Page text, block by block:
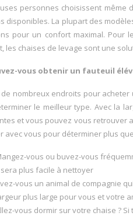
personnes choisissent
disponibles. La plupart des
pour un confort maximal. Pour
les chaises de levage sont une
vous obtenir un fauteuil
de nombreux endroits pour
le meilleur type. Avec la
et vous pouvez vous retrouver
avec vous pour déterminer plus
vous ou buvez-vous
sera plus facile à nettoyer
vous un animal de compagnie
plus large pour vous et votre
vous dormir sur votre chaise ?